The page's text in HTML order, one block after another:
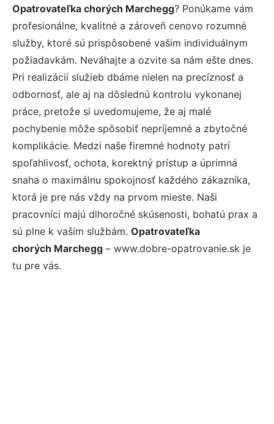
Opatrovateľka chorých Marchegg? Ponúkame vám
profesionálne, kvalitné a zároveň cenovo rozumné
služby, ktoré sú prispôsobené vašim individuálnym
požiadavkám. Neváhajte a ozvite sa nám ešte dnes.
Pri realizácií služieb dbáme nielen na precíznosť a
odbornosť, ale aj na dôslednú kontrolu vykonanej
práce, pretože si uvedomujeme, že aj malé
pochybenie môže spôsobiť nepríjemné a zbytočné
komplikácie. Medzi naše firemné hodnoty patrí
spoľahlivosť, ochota, korektný prístup a úprimná
snaha o maximálnu spokojnosť každého zákazníka,
ktorá je pre nás vždy na prvom mieste. Naši
pracovníci majú dlhoročné skúsenosti, bohatú prax a
sú plne k vašim službám. Opatrovateľka
chorých Marchegg – www.dobre-opatrovanie.sk je
tu pre vás.